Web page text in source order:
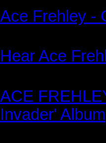
Ace Frehley -
Hear Ace
ACE
Invader' Album